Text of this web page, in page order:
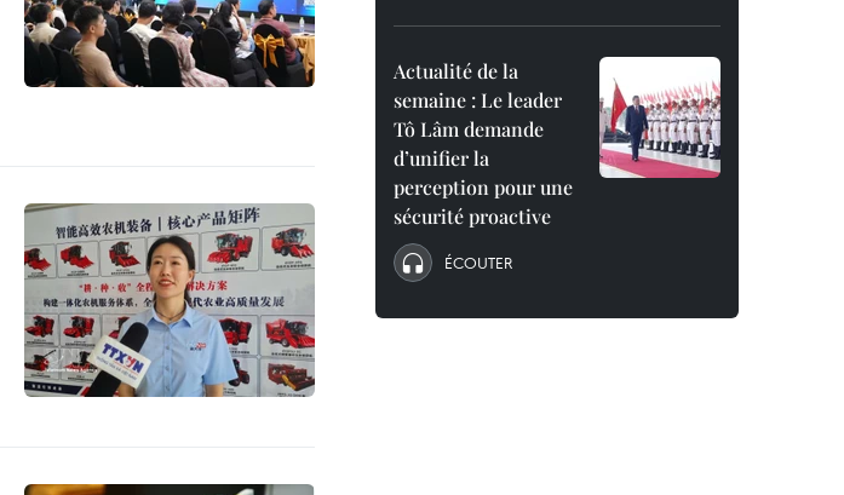
Actualité de la
semaine : Le leader
Tô Lâm demande
d’unifier la
perception pour une
sécurité proactive
ÉCOUTER